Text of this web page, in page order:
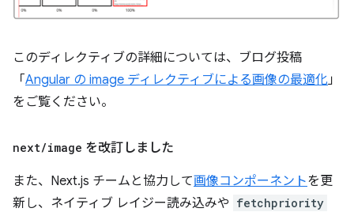
このディレクティブの詳細については、ブログ投稿
「Angular の image ディレクティブによる画像の最適化」
をご覧ください。
next/image を改訂しました
また、Next.js チームと協力して画像コンポーネントを更
新し、ネイティブ レイジー読み込みや fetchpriority